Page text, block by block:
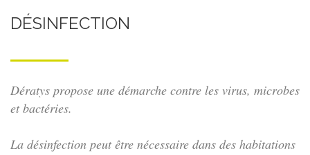
DÉSINFECTION
Dératys propose une démarche contre les virus, microbes
et bactéries.
La désinfection peut être nécessaire dans des habitations